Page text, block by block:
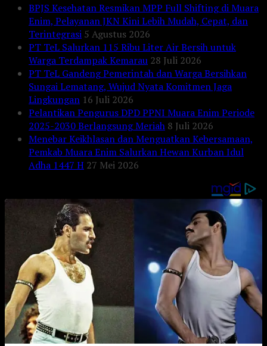
BPJS Kesehatan Resmikan MPP Full Shifting di Muara
Enim, Pelayanan JKN Kini Lebih Mudah, Cepat, dan
Terintegrasi 5 Agustus 2026
PT TeL Salurkan 115 Ribu Liter Air Bersih untuk
Warga Terdampak Kemarau 28 Juli 2026
PT TeL Gandeng Pemerintah dan Warga Bersihkan
Sungai Lematang, Wujud Nyata Komitmen Jaga
Lingkungan 16 Juli 2026
Pelantikan Pengurus DPD PPNI Muara Enim Periode
2025-2030 Berlangsung Meriah 8 Juli 2026
Menebar Keikhlasan dan Menguatkan Kebersamaan,
Pemkab Muara Enim Salurkan Hewan Kurban Idul
Adha 1447 H 27 Mei 2026